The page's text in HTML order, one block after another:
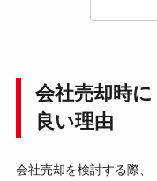
会社売却時
良い理由
会社売却を検討する際